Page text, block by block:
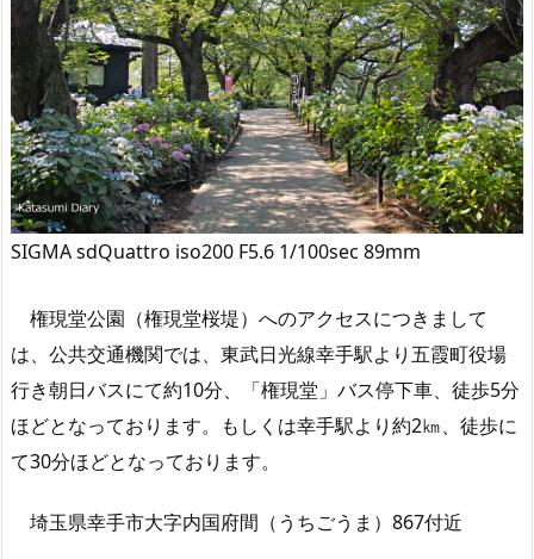
SIGMA sdQuattro iso200 F5.6 1/100sec 89mm
権現堂公園（権現堂桜堤）へのアクセスにつきまして
は、公共交通機関では、東武日光線幸手駅より五霞町役場
行き朝日バスにて約10分、「権現堂」バス停下車、徒歩5分
ほどとなっております。もしくは幸手駅より約2㎞、徒歩に
て30分ほどとなっております。
埼玉県幸手市大字内国府間（うちごうま）867付近